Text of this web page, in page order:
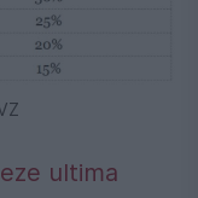
ultima